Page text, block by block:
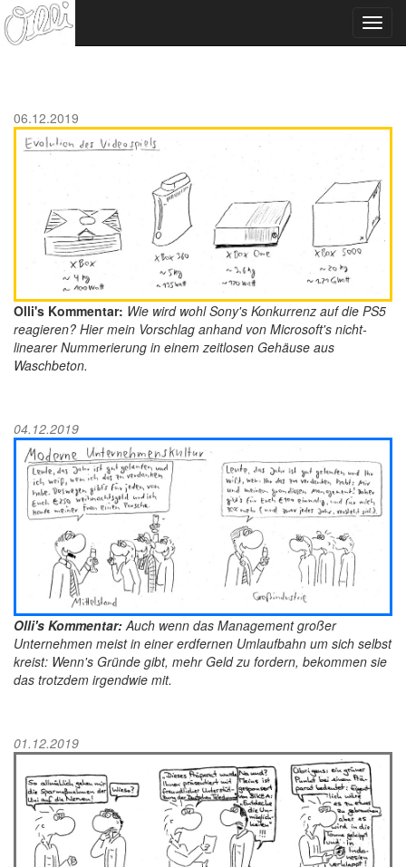
06.12.2019
Olli's Kommentar: Wie wird wohl Sony's Konkurrenz auf die PS5
reagieren? Hier mein Vorschlag anhand von Microsoft's nicht-
linearer Nummerierung in einem zeitlosen Gehäuse aus
Waschbeton.
04.12.2019
Olli's Kommentar: Auch wenn das Management großer
Unternehmen meist in einer erdfernen Umlaufbahn um sich selbst
kreist: Wenn's Gründe gibt, mehr Geld zu fordern, bekommen sie
das trotzdem irgendwie mit.
01.12.2019